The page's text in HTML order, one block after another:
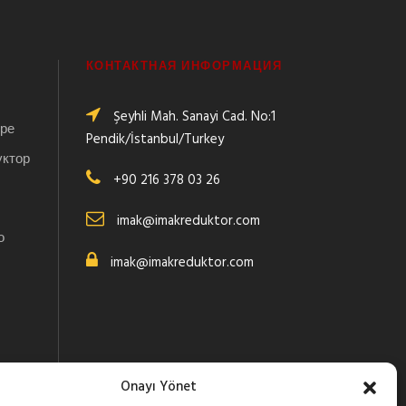
Onayı Yönet
КОНТАКТНАЯ ИНФОРМАЦИЯ
Şeyhli Mah. Sanayi Cad. No:1
Pendik/İstanbul/Turkey
+90 216 378 03 26
imak@imakreduktor.com
imak@imakreduktor.com